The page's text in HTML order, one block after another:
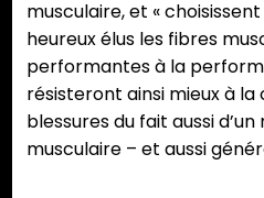
musculaire, et «
heureux élus les fibres
performantes à la
résisteront ainsi mieux à
blessures du fait aussi
musculaire – et aussi